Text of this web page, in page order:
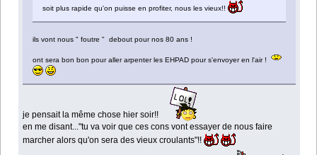
soit plus rapide qu'on puisse en profiter, nous les vieux!!
ils vont nous " foutre " debout pour nos 80 ans !
ont sera bon bon pour aller arpenter les EHPAD pour s'envoyer en l'air !
je pensait la même chose hier soir!!
en me disant..."tu va voir que ces cons vont essayer de nous faire
marcher alors qu'on sera des vieux croulants"!!